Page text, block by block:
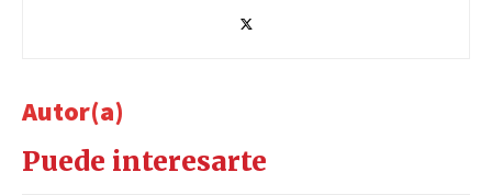
Autor(a)
Puede interesarte